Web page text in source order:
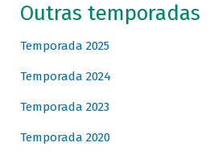
Outras temporadas
Temporada 2025
Temporada 2024
Temporada 2023
Temporada 2020